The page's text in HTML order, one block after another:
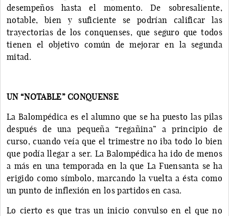
desempeños hasta el momento. De sobresaliente,
notable, bien y suficiente se podrían calificar las
trayectorias de los conquenses, que seguro que todos
tienen el objetivo común de mejorar en la segunda
mitad.
UN “NOTABLE” CONQUENSE
La Balompédica es el alumno que se ha puesto las pilas
después de una pequeña “regañina” a principio de
curso, cuando veía que el trimestre no iba todo lo bien
que podía llegar a ser. La Balompédica ha ido de menos
a más en una temporada en la que La Fuensanta se ha
erigido como símbolo, marcando la vuelta a ésta como
un punto de inflexión en los partidos en casa.
Lo cierto es que tras un inicio convulso en el que no